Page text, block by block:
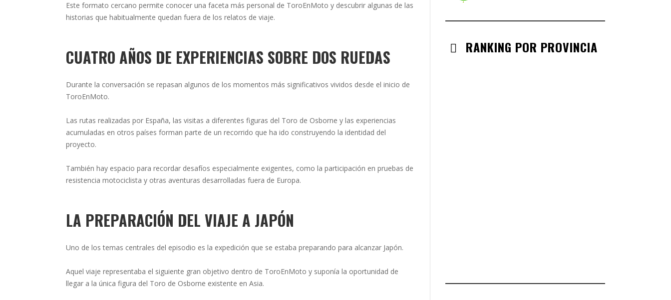
Este formato cercano permite conocer una faceta más personal de ToroEnMoto y descubrir algunas de las
historias que habitualmente quedan fuera de los relatos de viaje.
CUATRO AÑOS DE EXPERIENCIAS SOBRE DOS RUEDAS
Durante la conversación se repasan algunos de los momentos más significativos vividos desde el inicio de
ToroEnMoto.
Las rutas realizadas por España, las visitas a diferentes figuras del Toro de Osborne y las experiencias
acumuladas en otros países forman parte de un recorrido que ha ido construyendo la identidad del
proyecto.
También hay espacio para recordar desafíos especialmente exigentes, como la participación en pruebas de
resistencia motociclista y otras aventuras desarrolladas fuera de Europa.
LA PREPARACIÓN DEL VIAJE A JAPÓN
Uno de los temas centrales del episodio es la expedición que se estaba preparando para alcanzar Japón.
Aquel viaje representaba el siguiente gran objetivo dentro de ToroEnMoto y suponía la oportunidad de
llegar a la única figura del Toro de Osborne existente en Asia.
RANKING POR PROVINCIA